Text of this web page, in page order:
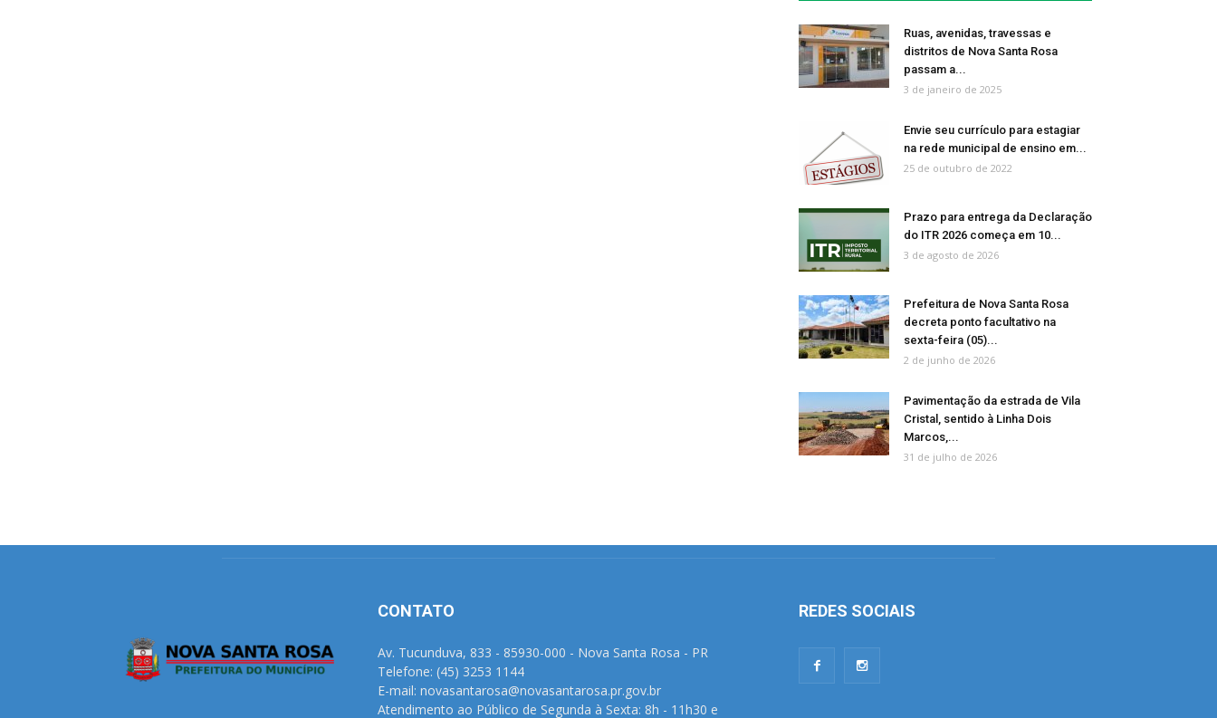
Ruas, avenidas, travessas e
distritos de Nova Santa Rosa
passam a...
3 de janeiro de 2025
Envie seu currículo para estagiar
na rede municipal de ensino em...
25 de outubro de 2022
Prazo para entrega da Declaração
do ITR 2026 começa em 10...
3 de agosto de 2026
Prefeitura de Nova Santa Rosa
decreta ponto facultativo na
sexta-feira (05)...
2 de junho de 2026
Pavimentação da estrada de Vila
Cristal, sentido à Linha Dois
Marcos,...
31 de julho de 2026
CONTATO
Av. Tucunduva, 833 - 85930-000 - Nova Santa Rosa - PR
Telefone: (45) 3253 1144
E-mail: novasantarosa@novasantarosa.pr.gov.br
Atendimento ao Público de Segunda à Sexta: 8h - 11h30 e
REDES SOCIAIS